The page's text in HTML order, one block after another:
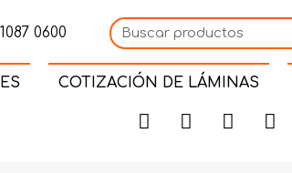
0600
COTIZACIÓN DE LÁMINAS